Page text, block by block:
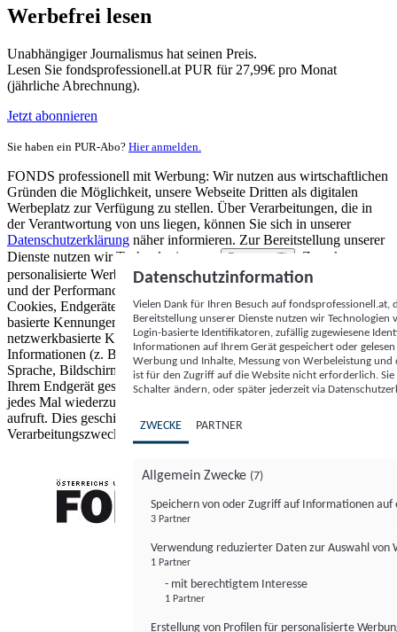
Werbefrei lesen
Unabhängiger Journalismus hat seinen Preis.
Lesen Sie fondsprofessionell.at PUR für 27,99€ pro Monat
(jährliche Abrechnung).
Jetzt abonnieren
Sie haben ein PUR-Abo? Hier anmelden.
FONDS professionell mit Werbung: Wir nutzen aus wirtschaftlichen
Gründen die Möglichkeit, unsere Webseite Dritten als digitalen
Werbeplatz zur Verfügung zu stellen. Über Verarbeitungen, die in
der Verantwortung von uns liegen, können Sie sich in unserer
Datenschutzerklärung näher informieren. Zur Bereitstellung unserer
Dienste nutzen wir Technologien von
Partnern (5)
. Zwecke:
personalisierte Werbung und Inhalte, Messung von Werbeleistung
und der Performance von Inhalten sowie Zielgruppenforschung.
Cookies, Endgeräte- oder ähnliche Online-Kennungen (z. B. login-
basierte Kennungen, zufällig generierte Kennungen,
netzwerkbasierte Kennungen) können zusammen mit anderen
Informationen (z. B. Browsertyp und Browserinformationen,
Sprache, Bildschirmgröße, unterstützte Technologien usw.) auf
Ihrem Endgerät gespeichert oder von dort ausgelesen werden, um es
jedes Mal wiederzuerkennen, wenn es eine App oder einer Webseite
aufruft. Dies geschieht für einen oder mehrere der hier aufgeführten
Verarbeitungszwecke.
Datenschutzinformation
Vielen Dank für Ihren Besuch auf
Bereitstellung unserer Dienste nutzen wir Technologien
Login-basierte Identifikatoren, zufällig zugewiesene
Informationen auf Ihrem Gerät gespeichert oder
Werbung und Inhalte, Messung von Werbeleistung
ist für den Zugriff auf die Website nicht erforderlich.
Schalter ändern, oder später jederzeit via
ZWECKE PARTNER
Allgemein Zwecke (7)
Speichern von oder Zugriff auf Informationen auf
3 Partner
Verwendung reduzierter Daten zur Auswahl von
1 Partner
- mit berechtigtem Interesse
1 Partner
Erstellung von Profilen für personalisierte
FONDS professionell